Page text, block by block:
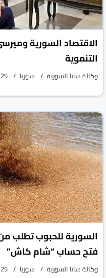
الاقتصاد السورية
التنموية
وكالة سانا السورية سوريا 25 حزيران/يونيو 2025
السورية للحبوب تطلب من
فتح حساب “شام كاش”
وكالة سانا السورية سوريا 25 حزيران/يونيو 2025